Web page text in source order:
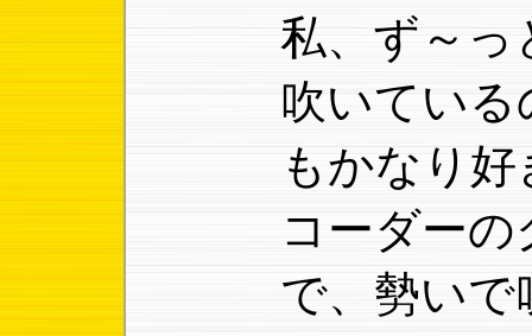
私、ず～っ
吹いてい
もかなり
コーダー
で、勢いで